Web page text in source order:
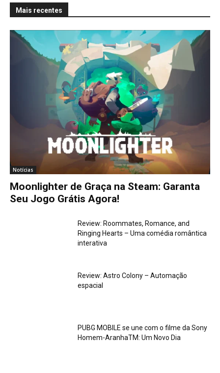
Mais recentes
Notícias
Moonlighter de Graça na Steam: Garanta
Seu Jogo Grátis Agora!
Review: Roommates, Romance, and
Ringing Hearts – Uma comédia romântica
interativa
Review: Astro Colony – Automação
espacial
PUBG MOBILE se une com o filme da Sony
Homem-AranhaTM: Um Novo Dia